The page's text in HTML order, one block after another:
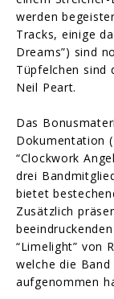
werden
Tracks, einige
Dreams”) sind
Tüpfelchen sind
Neil Peart.
Das
Dokumentation
“Clockwork
drei
bietet
Zusätzlich
“Limelight” von
welche die Band
aufgenommen